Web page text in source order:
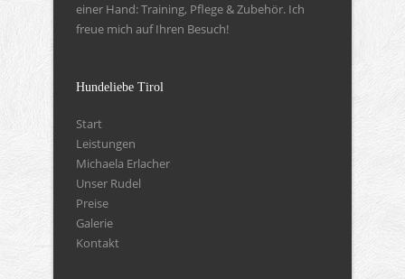
einer Hand: Training, Pflege & Zubehör. Ich
freue mich auf Ihren Besuch!
Hundeliebe Tirol
Start
Leistungen
Michaela Erlacher
Unser Rudel
Preise
Galerie
Kontakt